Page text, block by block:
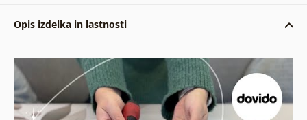
Opis izdelka in lastnosti